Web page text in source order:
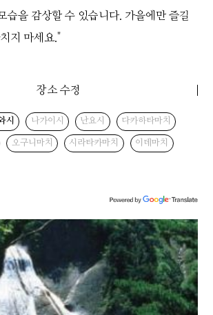
습을 감상할 수 있습니다. 가을에만 즐길
지 마세요."
장소 수정
시 나가이시 난요시 다카하타마치
오구니마치 시라타카마치 이데마치